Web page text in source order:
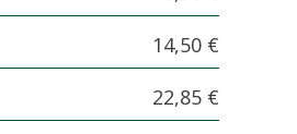
14,50 €
22,85 €